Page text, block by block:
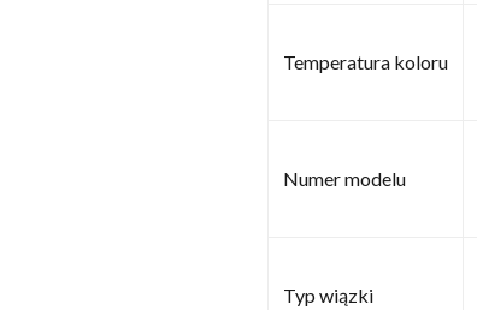
Temperatura koloru
Numer modelu
Typ wiązki